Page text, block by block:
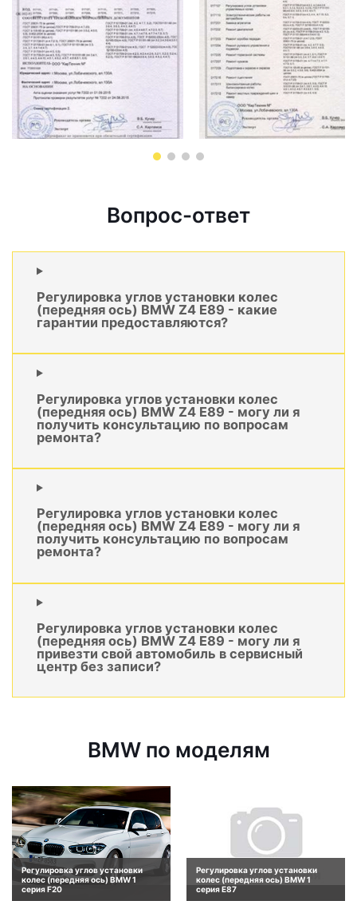
Вопрос-ответ
Регулировка углов установки колес
(передняя ось) BMW Z4 E89 - какие
гарантии предоставляются?
Регулировка углов установки колес
(передняя ось) BMW Z4 E89 - могу ли я
получить консультацию по вопросам
ремонта?
Регулировка углов установки колес
(передняя ось) BMW Z4 E89 - могу ли я
получить консультацию по вопросам
ремонта?
Регулировка углов установки колес
(передняя ось) BMW Z4 E89 - могу ли я
привезти свой автомобиль в сервисный
центр без записи?
BMW по моделям
Регулировка углов установки
колес (передняя ось) BMW 1
серия F20
Регулировка углов установки
колес (передняя ось) BMW 1
серия E87